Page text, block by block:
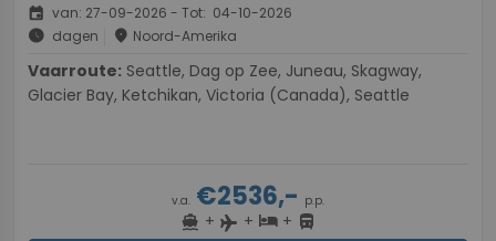
event van: 27-09-2026 - Tot: 04-10-2026
schedule dagen place Noord-Amerika
Vaarroute:
Glacier Bay, Ketchikan, Victoria (Canada), Seattle
v.a. €2536,- p.p.
directions_boat + flight + hotel+ directions_bus